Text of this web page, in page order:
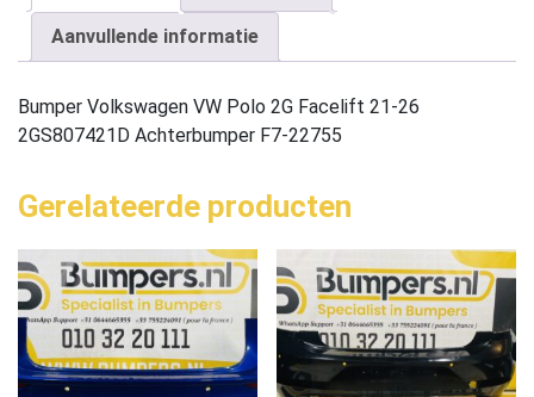
Aanvullende informatie
Bumper Volkswagen VW Polo 2G Facelift 21-26
2GS807421D Achterbumper F7-22755
Gerelateerde producten